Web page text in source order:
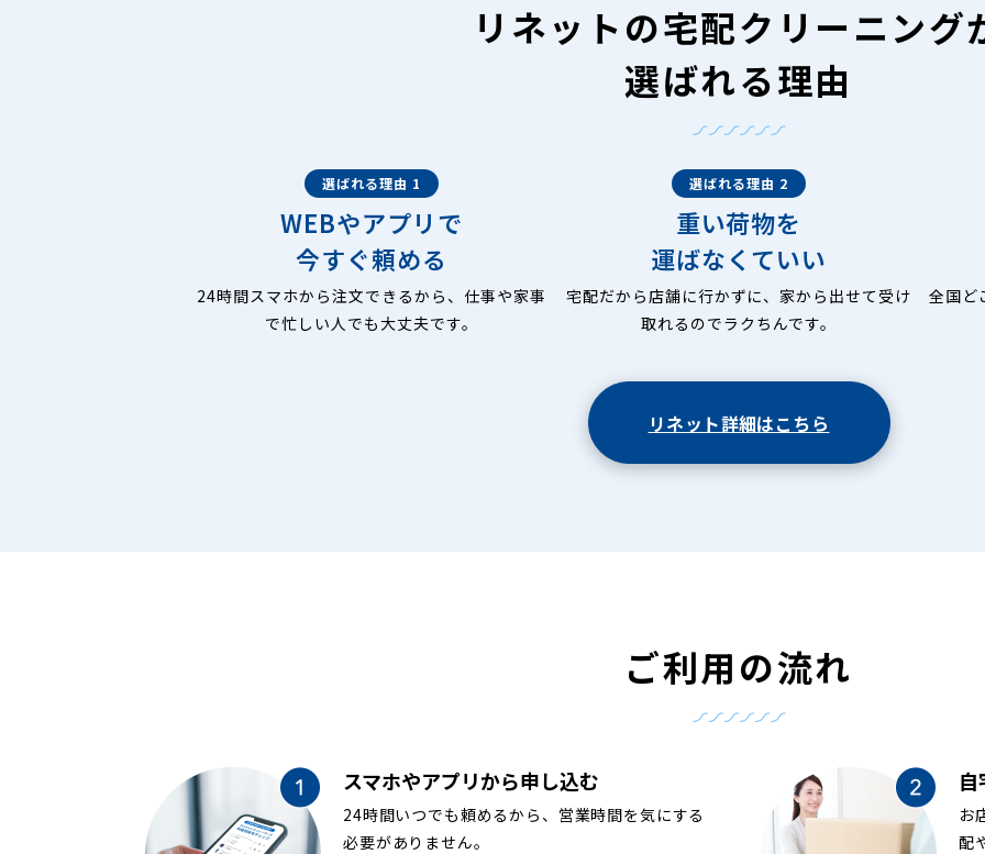
リネットの宅配クリーニング
選ばれる理由
選ばれる理由 1
WEBやアプリで
今すぐ頼める
24時間スマホから注文できるから、仕事や家事
で忙しい人でも大丈夫です。
選ばれる理由 2
重い荷物を
運ばなくていい
宅配だから店舗に行かずに、家から出せて受け
取れるのでラクちんです。
全国ど
リネット詳細はこちら
ご利用の流れ
スマホやアプリから申し込む
24時間いつでも頼めるから、営業時間を気にする
必要がありません。
お
配